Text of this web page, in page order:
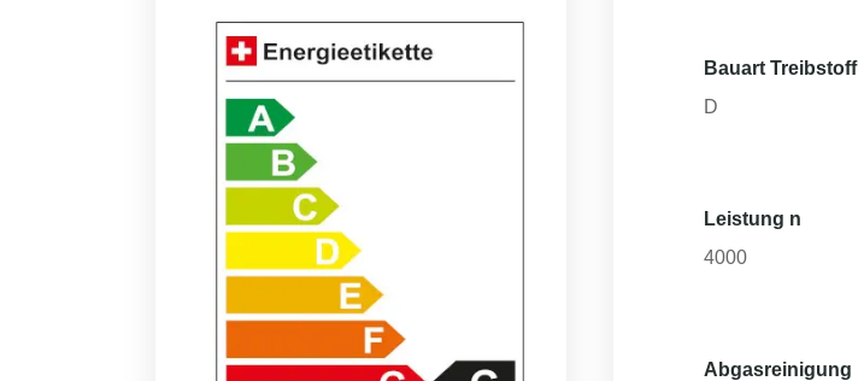
Bauart Treibstoff
D
Leistung n
4000
Abgasreinigung